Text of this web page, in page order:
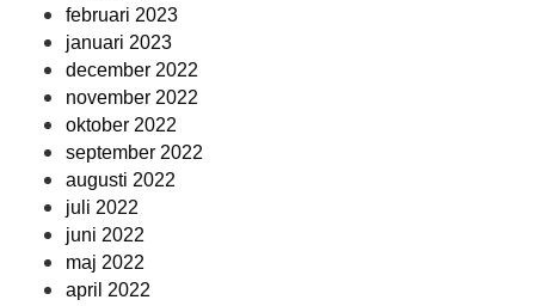
februari 2023
januari 2023
december 2022
november 2022
oktober 2022
september 2022
augusti 2022
juli 2022
juni 2022
maj 2022
april 2022